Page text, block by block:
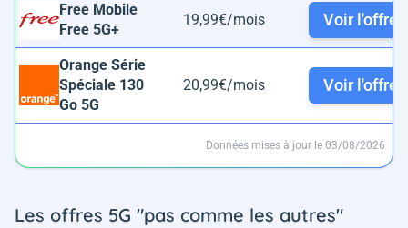
Free Mobile
Free 5G+
19,99€/mois Voir l'offre
Orange Série
Spéciale 130
Go 5G
20,99€/mois Voir l'offre
Données mises à jour le 03/08/2026
Les offres 5G "pas comme les autres"